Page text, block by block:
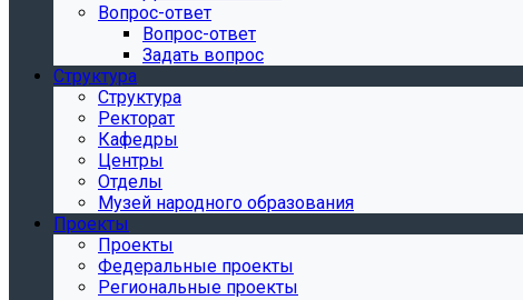
Вопрос-ответ
Вопрос-ответ
Задать вопрос
Структура
Структура
Ректорат
Кафедры
Центры
Отделы
Музей народного образования
Проекты
Проекты
Федеральные проекты
Региональные проекты